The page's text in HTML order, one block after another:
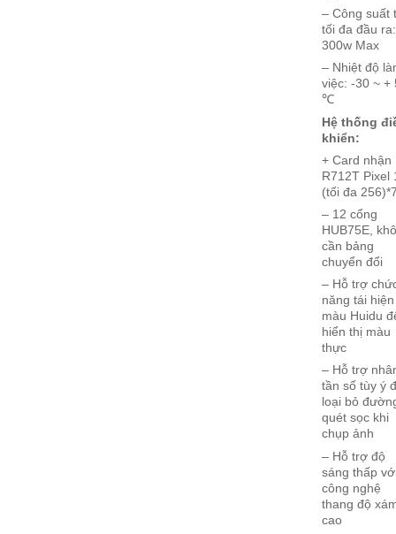
– Công suất
tối đa đầu ra:
300w Max
– Nhiệt độ
việc: -30 ~ +
℃
Hệ thống
khiển:
+ Card nhận
R712T Pixel
(tối đa
– 12 cổng
HUB75E,
cần bảng
chuyển đổi
– Hỗ trợ
năng tái hiện
màu Huidu
hiển thị màu
thực
– Hỗ trợ
tần số tùy ý
loại bỏ
quét sọc khi
chụp ảnh
– Hỗ trợ độ
sáng thấp
công nghệ
thang độ
cao